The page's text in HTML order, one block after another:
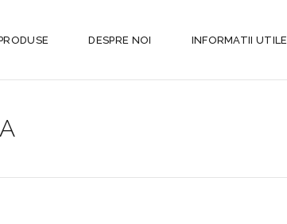
DESPRE NOI INFORMATII UTILE